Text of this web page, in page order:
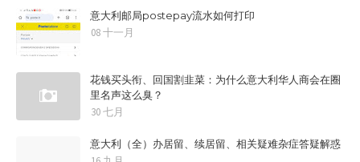
意大利邮局postepay流水如何打印
08 十一月
花钱买头衔、回国割韭菜：为什么意大利华人商会在圈
里名声这么臭？
30 七月
意大利（全）办居留、续居留、相关疑难杂症答疑解惑